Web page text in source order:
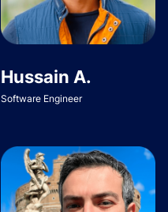
Hussain A.
Software Engineer